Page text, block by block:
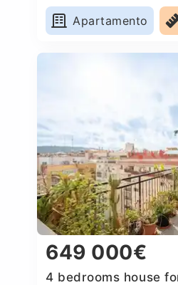
Apartamento
649 000€
4 bedrooms house